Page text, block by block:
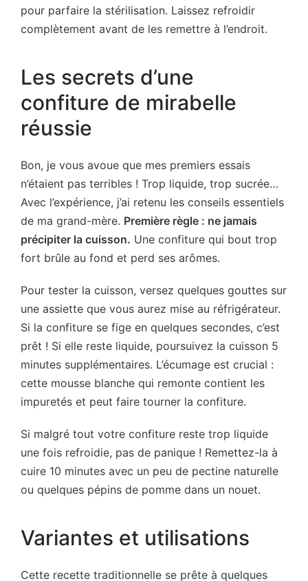
pour parfaire la stérilisation. Laissez refroidir
complètement avant de les remettre à l’endroit.
Les secrets d’une
confiture de mirabelle
réussie
Bon, je vous avoue que mes premiers essais
n’étaient pas terribles ! Trop liquide, trop sucrée…
Avec l’expérience, j’ai retenu les conseils essentiels
de ma grand-mère. Première règle : ne jamais
précipiter la cuisson. Une confiture qui bout trop
fort brûle au fond et perd ses arômes.
Pour tester la cuisson, versez quelques gouttes sur
une assiette que vous aurez mise au réfrigérateur.
Si la confiture se fige en quelques secondes, c’est
prêt ! Si elle reste liquide, poursuivez la cuisson 5
minutes supplémentaires. L’écumage est crucial :
cette mousse blanche qui remonte contient les
impuretés et peut faire tourner la confiture.
Si malgré tout votre confiture reste trop liquide
une fois refroidie, pas de panique ! Remettez-la à
cuire 10 minutes avec un peu de pectine naturelle
ou quelques pépins de pomme dans un nouet.
Variantes et utilisations
Cette recette traditionnelle se prête à quelques